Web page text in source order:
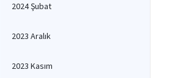
2024 Şubat
2023 Aralık
2023 Kasım